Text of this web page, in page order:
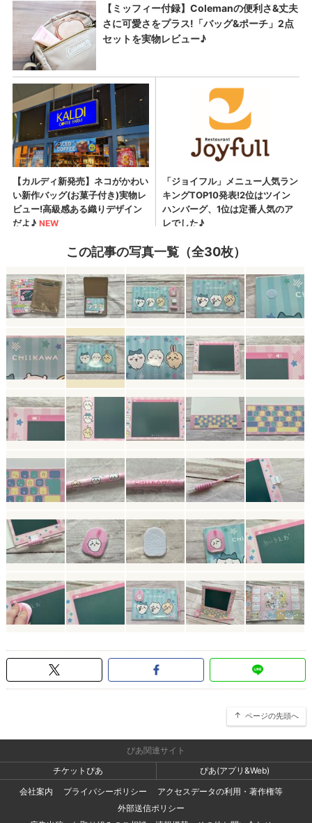
この記事の写真一覧（全30枚）
ページの先頭へ
ぴあ関連サイト
チケットぴあ
ぴあ(アプリ&Web)
会社案内
プライバシーポリシー
アクセスデータの利用・著作権等
外部送信ポリシー